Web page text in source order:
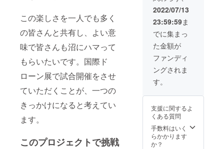
この楽しさを一人でも多く
の皆さんと共有し、よい意
味で皆さんも沼にハマって
もらいたいです。国際ド
ローン展で試合開催をさせ
ていただくことが、一つの
きっかけになると考えてい
ます。
このプロジェクトで挑戦
が韓国
に遠征
し試合
や練習
などに
参加し
て学ん
だ勝つ
ための
ンの修
理方
法、ド
ローン
サッ
カー最
こと請
け合
い。 交
換券の
形で提
供いた
します
ので、
お近く
お越し
か、発
注時期
を指定
するこ
とによ
きま
す。
（2022
年6月5
日に行
われた
大会で
は、
チーム
で試合
れるま
でのサ
ポート
をさせ
ていた
いたし
ます。
【コー
トに企
業看板
掲示、
スタッ
フTシャ
ツに企
紙に掲
うに、
大会当
日に
コート
とス
に企業
名掲示
（ド
ローン
サッ
カー機
体提
供：応
相談
ど、お
お問合
せくだ
さい）
【大会
チラシ
本DVD
提供、
修理会
出張1回
分 コー
トに企
業看板
掲示
（900×
スタッ
ツに企
業名掲
示（大
サイ
ズ）、
2022/07/13
23:59:59ま
でに集まっ
た金額が
ファンディ
ングされま
す。
支援に関するよ
くある質問
手数料はいく
らかかります
か？